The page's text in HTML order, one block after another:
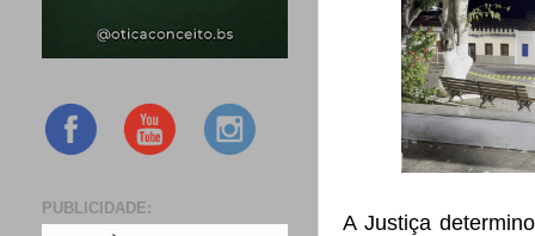
A Justiça
PUBLICIDADE: